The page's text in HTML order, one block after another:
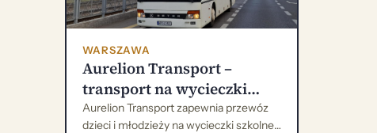
WARSZAWA
Aurelion Transport –
transport na wycieczki
szkolne i kolonie
Aurelion Transport zapewnia przewóz
dzieci i młodzieży na wycieczki szkolne,